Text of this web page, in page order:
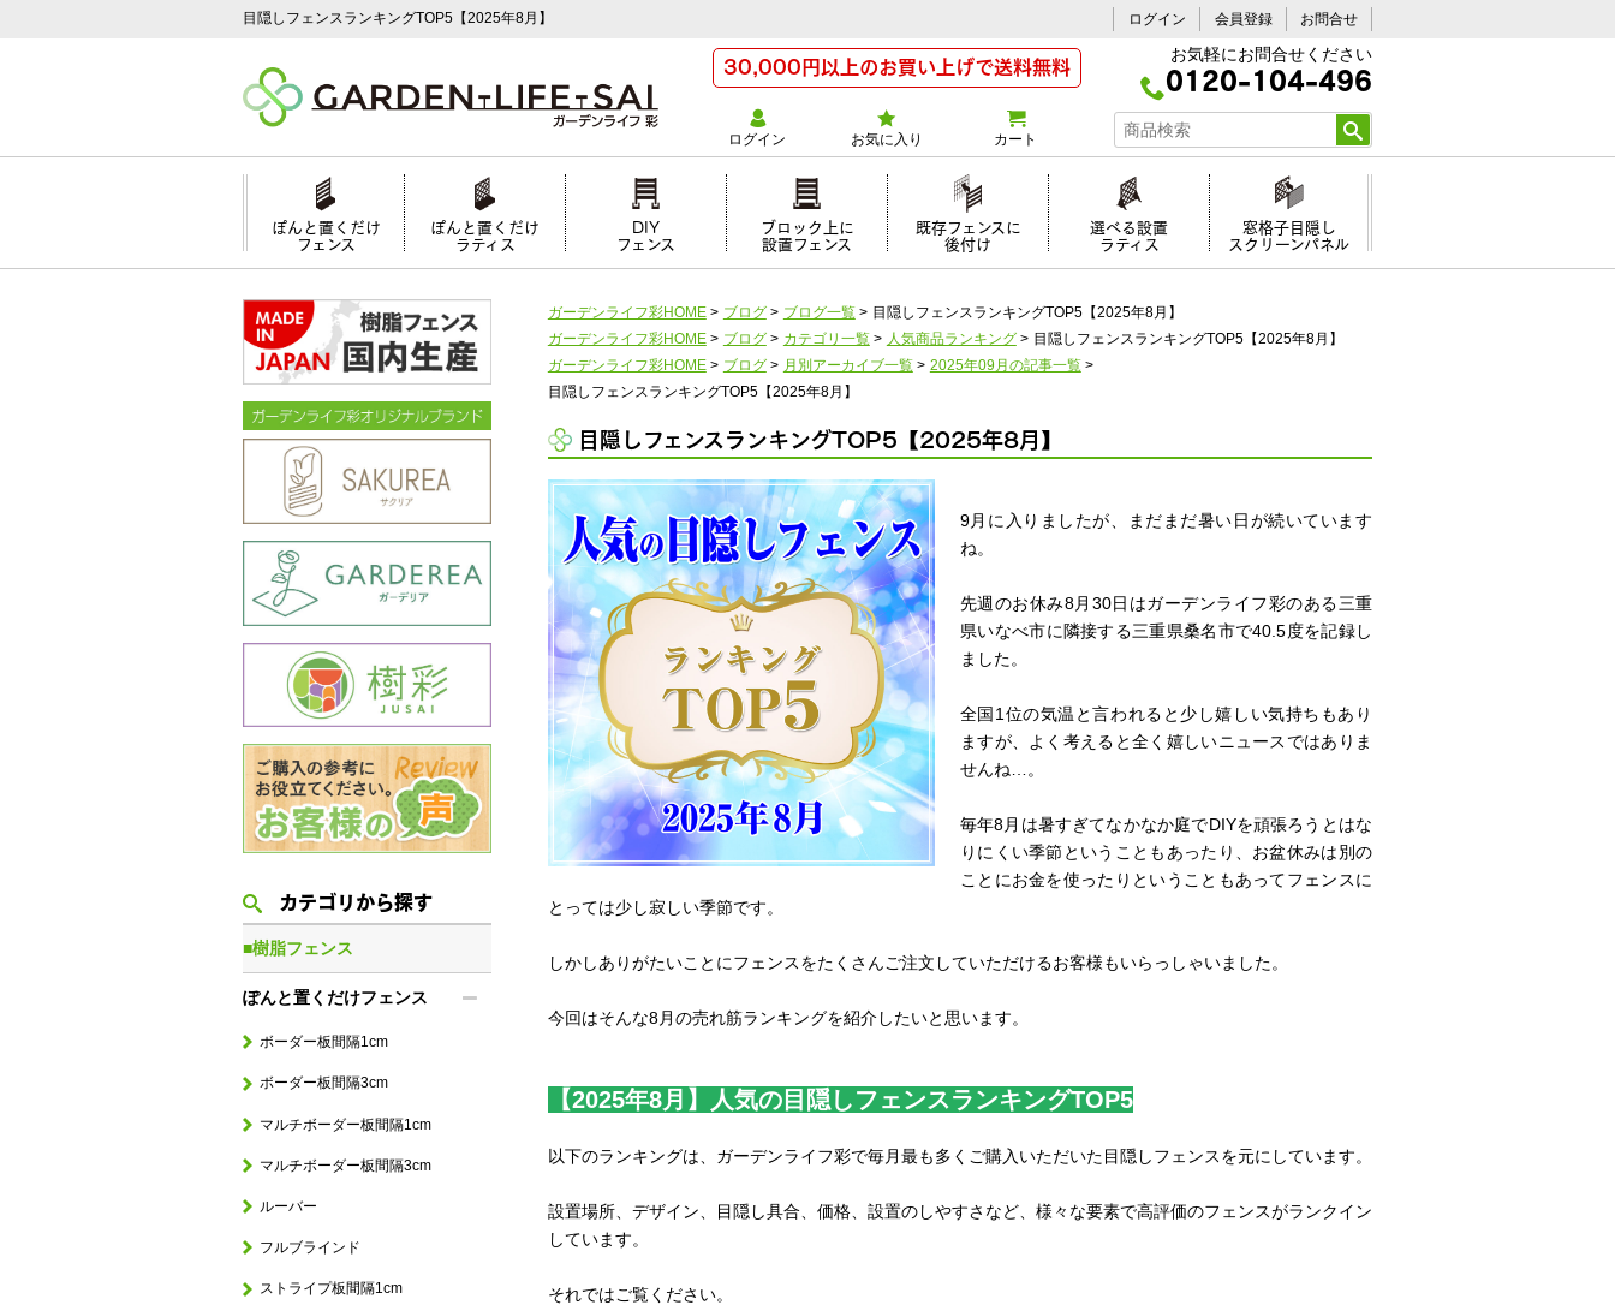
目隠しフェンスランキングTOP5【2025年8月】 ログイン 会員登録 お問合せ
30,000円以上のお買い上げで送料無料 お気軽にお問合せください
0120-104-496
ログイン お気に入り カート
ぽんと置くだけ
フェンス
ぽんと置くだけ
ラティス
DIY
フェンス
ブロック上に
設置フェンス
既存フェンスに
後付け
選べる設置
ラティス
窓格子目隠し
スクリーンパネル
カテゴリから探す
■樹脂フェンス
ぽんと置くだけフェンス
ボーダー板間隔1cm
ボーダー板間隔3cm
マルチボーダー板間隔1cm
マルチボーダー板間隔3cm
ルーバー
フルブラインド
ストライプ板間隔1cm
ガーデンライフ彩HOME > ブログ > ブログ一覧 > 目隠しフェンスランキングTOP5【2025年8月】
ガーデンライフ彩HOME > ブログ > カテゴリ一覧 > 人気商品ランキング > 目隠しフェンスランキングTOP5【2025年8月】
ガーデンライフ彩HOME > ブログ > 月別アーカイブ一覧 > 2025年09月の記事一覧 >
目隠しフェンスランキングTOP5【2025年8月】
目隠しフェンスランキングTOP5【2025年8月】
9月に入りましたが、まだまだ暑い日が続いています
ね。
先週のお休み8月30日はガーデンライフ彩のある三重
県いなべ市に隣接する三重県桑名市で40.5度を記録し
ました。
全国1位の気温と言われると少し嬉しい気持ちもあり
ますが、よく考えると全く嬉しいニュースではありま
せんね…。
毎年8月は暑すぎてなかなか庭でDIYを頑張ろうとはな
りにくい季節ということもあったり、お盆休みは別の
ことにお金を使ったりということもあってフェンスに
とっては少し寂しい季節です。
しかしありがたいことにフェンスをたくさんご注文していただけるお客様もいらっしゃいました。
今回はそんな8月の売れ筋ランキングを紹介したいと思います。
【2025年8月】人気の目隠しフェンスランキングTOP5
以下のランキングは、ガーデンライフ彩で毎月最も多くご購入いただいた目隠しフェンスを元にしています。
設置場所、デザイン、目隠し具合、価格、設置のしやすさなど、様々な要素で高評価のフェンスがランクイン
しています。
それではご覧ください。